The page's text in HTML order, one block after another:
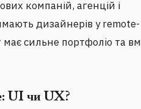
компаній, агенцій і
дизайнерів у remote-
сильне портфоліо та
UI чи UX?